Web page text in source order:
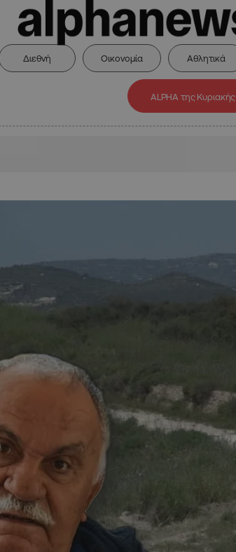
Διεθνή Οικονομία Αθλητικά
ALPHA της Κυριακής